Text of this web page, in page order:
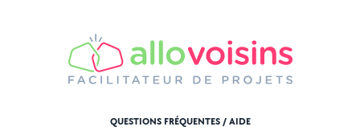
QUESTIONS FRÉQUENTES / AIDE